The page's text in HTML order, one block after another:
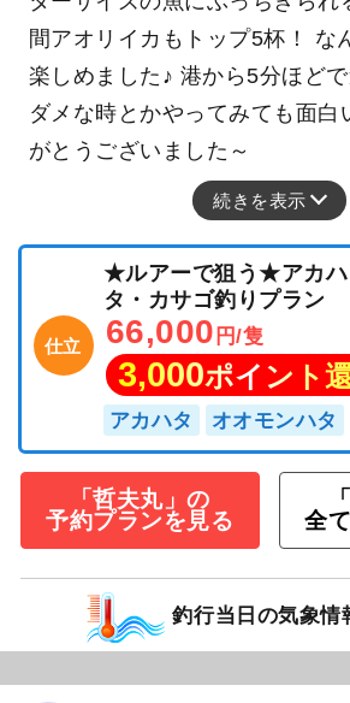
間アオリイカもトップ5杯！ な
楽しめました♪ 港から5分ほど
ダメな時とかやってみても面白
がとうございました～
続きを表示
仕立
★ルアーで狙う★アカハ
タ・カサゴ釣りプラン
66,000 円/隻
3,000ポイント
アカハタ オオモンハタ
「哲夫丸」の
予約プランを見る
全
釣行当日の気象情